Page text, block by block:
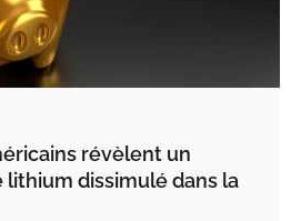
révèlent un
dissimulé dans la